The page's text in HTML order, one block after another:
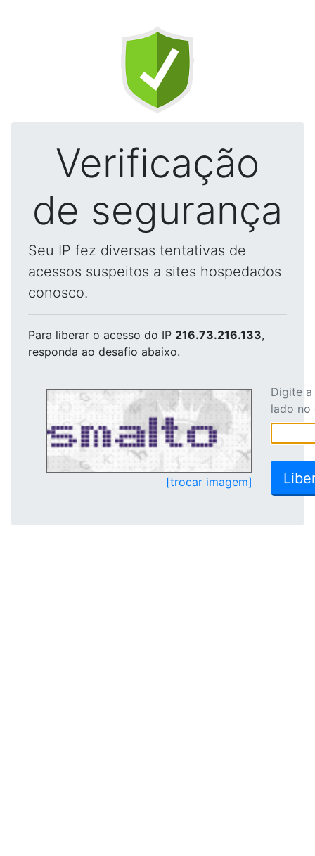
Verificação
de segurança
Seu IP fez diversas tentativas de
acessos suspeitos a sites hospedados
conosco.
Para liberar o acesso do IP 216.73.216.133,
responda ao desafio abaixo.
[trocar imagem]
Digite
lado no